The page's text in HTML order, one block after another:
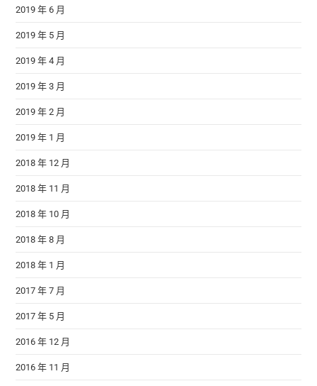
2019 年 6 月
2019 年 5 月
2019 年 4 月
2019 年 3 月
2019 年 2 月
2019 年 1 月
2018 年 12 月
2018 年 11 月
2018 年 10 月
2018 年 8 月
2018 年 1 月
2017 年 7 月
2017 年 5 月
2016 年 12 月
2016 年 11 月